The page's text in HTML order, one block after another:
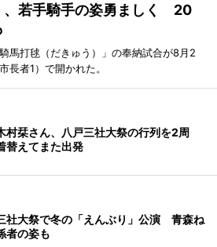
、若手騎手の姿勇ましく 20
馬打毬（だきゅう）」の奉納試合が8月2
長者1）で開かれた。
村栞さん、八戸三社大祭の行列を2周
替えてまた出発
社大祭で冬の「えんぶり」公演 青森ね
者の姿も